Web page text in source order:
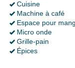
Cuisine
Machine à café
Espace pour
Micro onde
Grille-pain
Épices